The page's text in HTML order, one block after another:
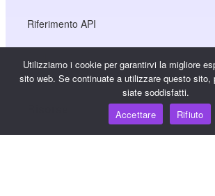
Riferimento API
Utilizziamo i cookie per garantirvi la migliore
sito web. Se continuate a utilizzare questo sito,
siate soddisfatti.
Accettare
Rifiuto